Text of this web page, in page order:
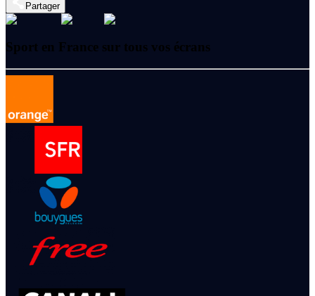
Partager
Sport en France sur tous vos écrans